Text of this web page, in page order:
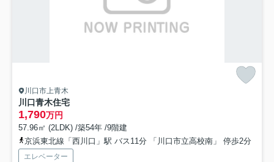
川口市上青木
川口青木住宅
1,790万円
57.96㎡ (2LDK) /築54年 /9階建
京浜東北線「西川口」駅 バス11分 「川口市立高校南」 停歩2分
エレベーター